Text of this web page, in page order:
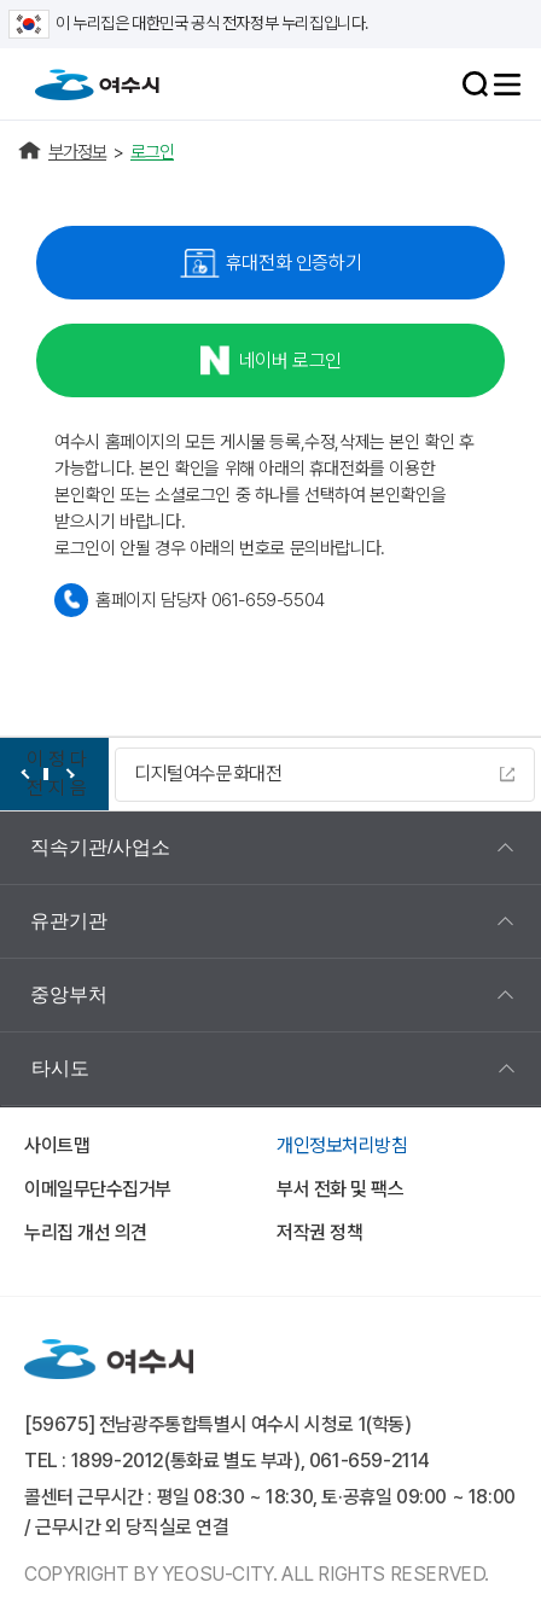
이 누리집은 대한민국 공식 전자정부 누리집입니다.
부가정보 > 로그인
휴대전화 인증하기
네이버 로그인
여수시 홈페이지의 모든 게시물 등록,수정,삭제는 본인 확인 후
가능합니다. 본인 확인을 위해 아래의 휴대전화를 이용한
본인확인 또는 소셜로그인 중 하나를 선택하여 본인확인을
받으시기 바랍니다.
로그인이 안될 경우 아래의 번호로 문의바랍니다.
홈페이지 담당자 061-659-5504
이
전
정
지
다
음
디지털여수문화대전
직속기관/사업소
유관기관
중앙부처
타시도
사이트맵
개인정보처리방침
이메일무단수집거부
부서 전화 및 팩스
누리집 개선 의견
저작권 정책
[59675] 전남광주통합특별시 여수시 시청로 1(학동)
TEL : 1899-2012(통화료 별도 부과), 061-659-2114
콜센터 근무시간 : 평일 08:30 ~ 18:30, 토·공휴일 09:00 ~ 18:00
/ 근무시간 외 당직실로 연결
COPYRIGHT BY YEOSU-CITY. ALL RIGHTS RESERVED.